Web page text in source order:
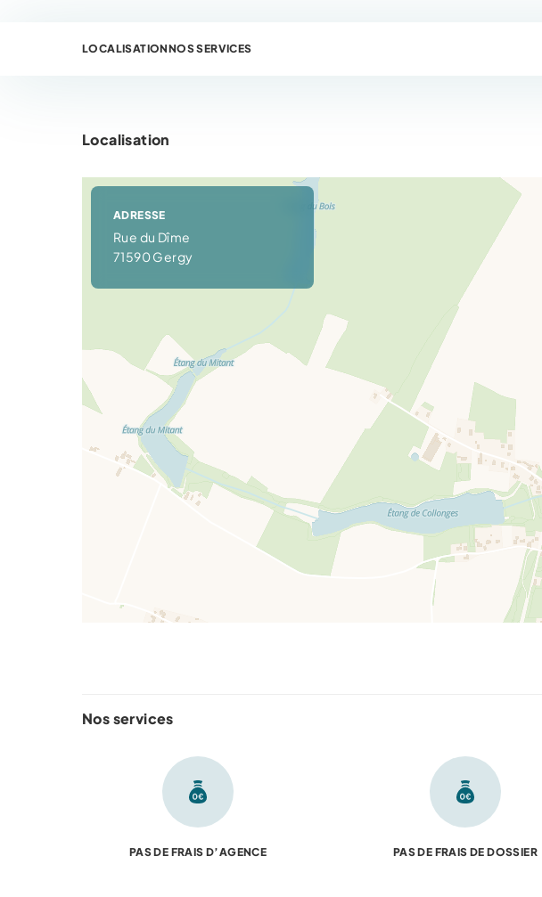
LOCALISATIONNOS SERVICES
Localisation
ADRESSE
Rue du Dîme
71590 Gergy
Nos services
PAS DE FRAIS D’AGENCE PAS DE FRAIS DE DOSSIER